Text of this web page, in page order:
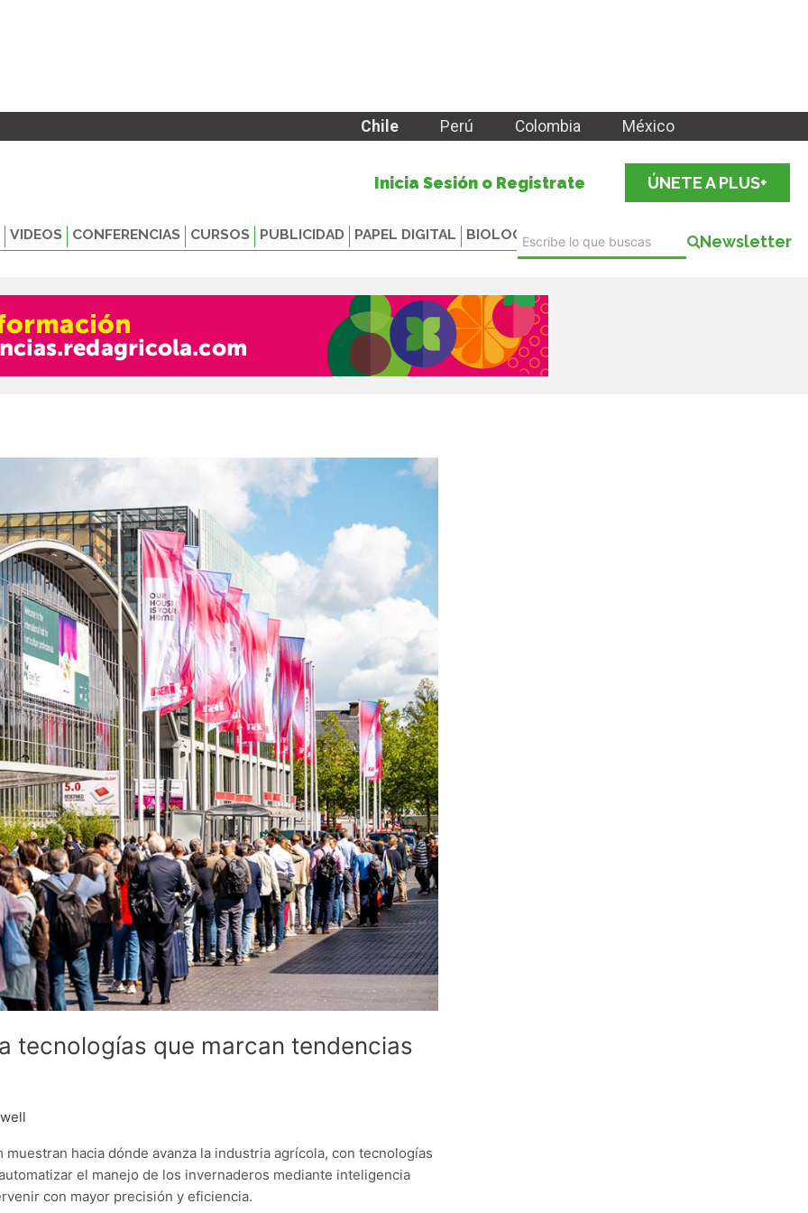
Chile Perú Colombia México
Inicia Sesión o Registrate ÚNETE A PLUS+
VIDEOS CONFERENCIAS CURSOS PUBLICIDAD PAPEL DIGITAL BIOLOGICALS Newsletter
tecnologías que marcan tendencias
hacia dónde avanza la industria agrícola, con tecnologías
el manejo de los invernaderos mediante inteligencia
con mayor precisión y eficiencia.